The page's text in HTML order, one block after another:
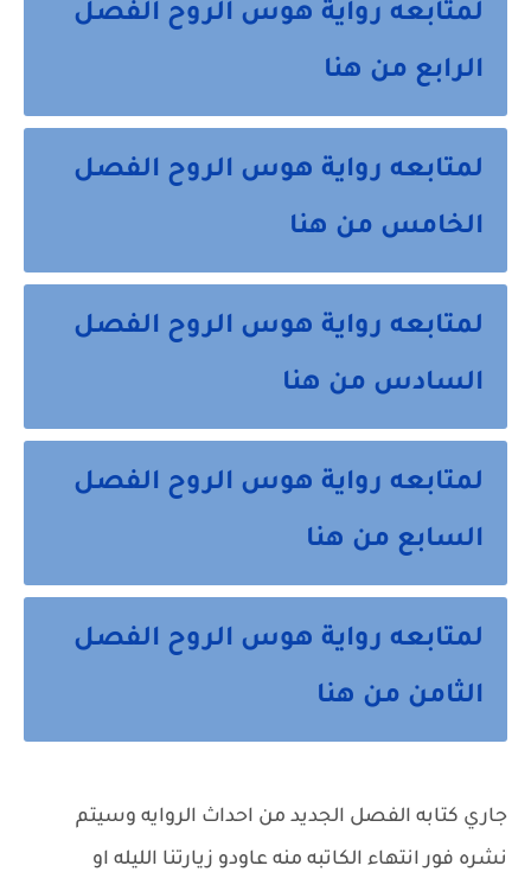
لمتابعه رواية هوس الروح الفصل
الرابع من هنا
لمتابعه رواية هوس الروح الفصل
الخامس من هنا
لمتابعه رواية هوس الروح الفصل
السادس من هنا
لمتابعه رواية هوس الروح الفصل
السابع من هنا
لمتابعه رواية هوس الروح الفصل
الثامن من هنا
جاري كتابه الفصل الجديد من احداث الروايه وسيتم
نشره فور انتهاء الكاتبه منه عاودو زيارتنا الليله او